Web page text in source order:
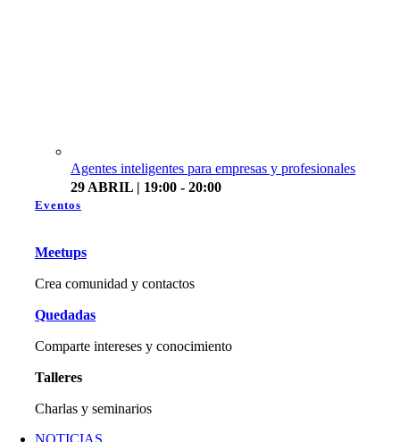
Agentes inteligentes para empresas y profesionales
29 ABRIL | 19:00 - 20:00
Eventos
Meetups
Crea comunidad y contactos
Quedadas
Comparte intereses y conocimiento
Talleres
Charlas y seminarios
NOTICIAS